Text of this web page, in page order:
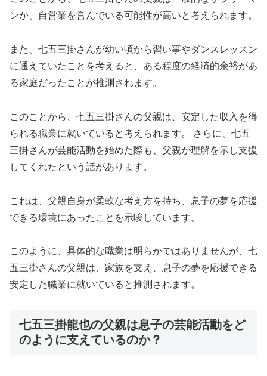
ンか、自営業を営んでいる可能性が高いと考えられます。
また、七五三掛さんが幼い頃から習い事やダンスレッスン
に通えていたことを考えると、ある程度の経済的余裕があ
る家庭だったことが推測されます。
このことから、七五三掛さんの父親は、安定した収入を得
られる職業に就いていると考えられます。 さらに、七五
三掛さんが芸能活動を始めた際も、父親が理解を示し支援
してくれたという話があります。
これは、父親自身が柔軟な考え方を持ち、息子の夢を応援
できる環境にあったことを示唆しています。
このように、具体的な職業は明らかではありませんが、七
五三掛さんの父親は、家族を支え、息子の夢を応援できる
安定した職業に就いていると推測されます。
七五三掛龍也の父親は息子の芸能活動をど
のように支えているのか？